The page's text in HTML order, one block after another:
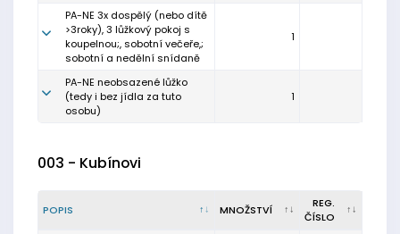
PA-NE 3x dospělý (nebo dítě
>3roky), 3 lůžkový pokoj s
koupelnou;, sobotní večeře,;
sobotní a nedělní snídaně
1
PA-NE neobsazené lůžko
(tedy i bez jídla za tuto
osobu)
1
003 - Kubínovi
POPIS MNOŽSTVÍ
REG.
ČÍSLO